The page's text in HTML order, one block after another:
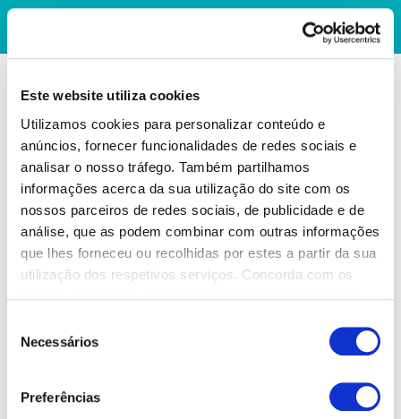
Este website utiliza cookies
Utilizamos cookies para personalizar conteúdo e
anúncios, fornecer funcionalidades de redes sociais e
analisar o nosso tráfego. Também partilhamos
informações acerca da sua utilização do site com os
nossos parceiros de redes sociais, de publicidade e de
análise, que as podem combinar com outras informações
que lhes forneceu ou recolhidas por estes a partir da sua
utilização dos respetivos serviços. Concorda com os
Necessários
Preferências